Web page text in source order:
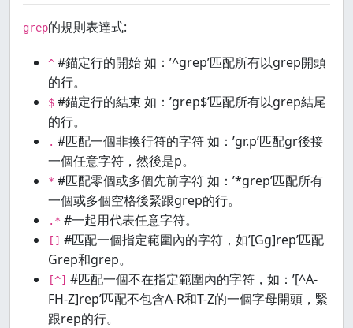
grep的規則表達式:
^ #錨定行的開始 如：’^grep’匹配所有以grep開頭
的行。
$ #錨定行的結束 如：’grep$’匹配所有以grep結尾
的行。
. #匹配一個非換行符的字符 如：’gr.p’匹配gr後接
一個任意字符，然後是p。
* #匹配零個或多個先前字符 如：’*grep’匹配所有
一個或多個空格後緊跟grep的行。
.* #一起用代表任意字符。
[] #匹配一個指定範圍內的字符，如’[Gg]rep’匹配
Grep和grep。
[^] #匹配一個不在指定範圍內的字符，如：’[^A-
FH-Z]rep’匹配不包含A-R和T-Z的一個字母開頭，緊
跟rep的行。